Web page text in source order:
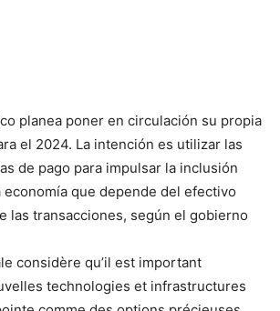
planea poner en circulación su propia
el 2024. La intención es utilizar las
de pago para impulsar la inclusión
que depende del efectivo
las transacciones, según el gobierno
considère qu’il est important
technologies et infrastructures